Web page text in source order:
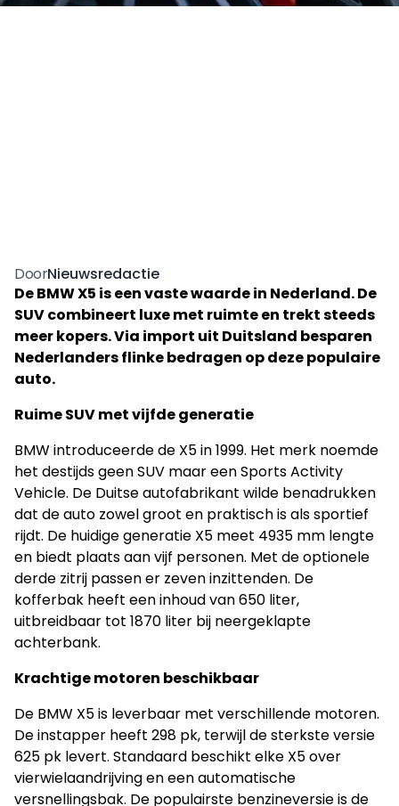
DoorNieuwsredactie
De BMW X5 is een vaste waarde in Nederland. De
SUV combineert luxe met ruimte en trekt steeds
meer kopers. Via import uit Duitsland besparen
Nederlanders flinke bedragen op deze populaire
auto.
Ruime SUV met vijfde generatie
BMW introduceerde de X5 in 1999. Het merk noemde
het destijds geen SUV maar een Sports Activity
Vehicle. De Duitse autofabrikant wilde benadrukken
dat de auto zowel groot en praktisch is als sportief
rijdt. De huidige generatie X5 meet 4935 mm lengte
en biedt plaats aan vijf personen. Met de optionele
derde zitrij passen er zeven inzittenden. De
kofferbak heeft een inhoud van 650 liter,
uitbreidbaar tot 1870 liter bij neergeklapte
achterbank.
Krachtige motoren beschikbaar
De BMW X5 is leverbaar met verschillende motoren.
De instapper heeft 298 pk, terwijl de sterkste versie
625 pk levert. Standaard beschikt elke X5 over
vierwielaandrijving en een automatische
versnellingsbak. De populairste benzineversie is de